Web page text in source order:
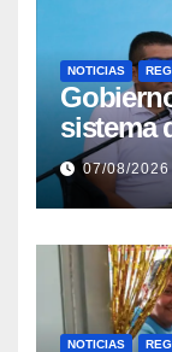
NOTICIAS
sistema
la
Mora
07/08/2026
NOTICIAS